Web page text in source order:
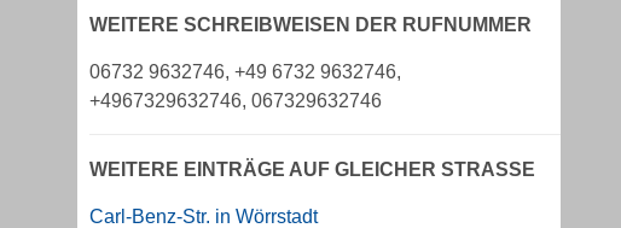
WEITERE SCHREIBWEISEN DER RUFNUMMER
06732 9632746, +49 6732 9632746,
+4967329632746, 067329632746
WEITERE EINTRÄGE AUF GLEICHER STRASSE
Carl-Benz-Str. in Wörrstadt